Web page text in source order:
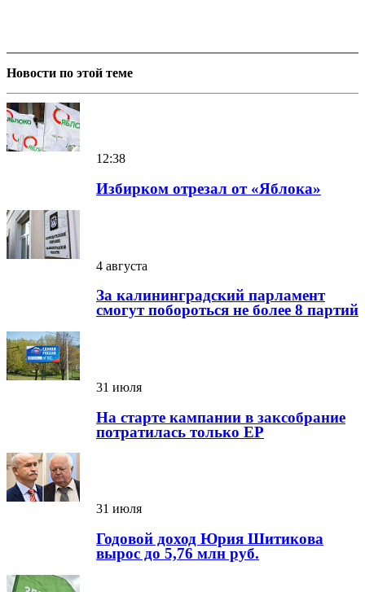
Новости по этой теме
12:38
Избирком отрезал от «Яблока»
4 августа
За калининградский парламент
смогут побороться не более 8 партий
31 июля
На старте кампании в заксобрание
потратилась только ЕР
31 июля
Годовой доход Юрия Шитикова
вырос до 5,76 млн руб.